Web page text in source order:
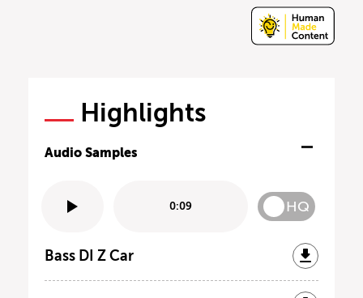
Highlights
Audio Samples
0:09 HQ
Bass DI Z Car